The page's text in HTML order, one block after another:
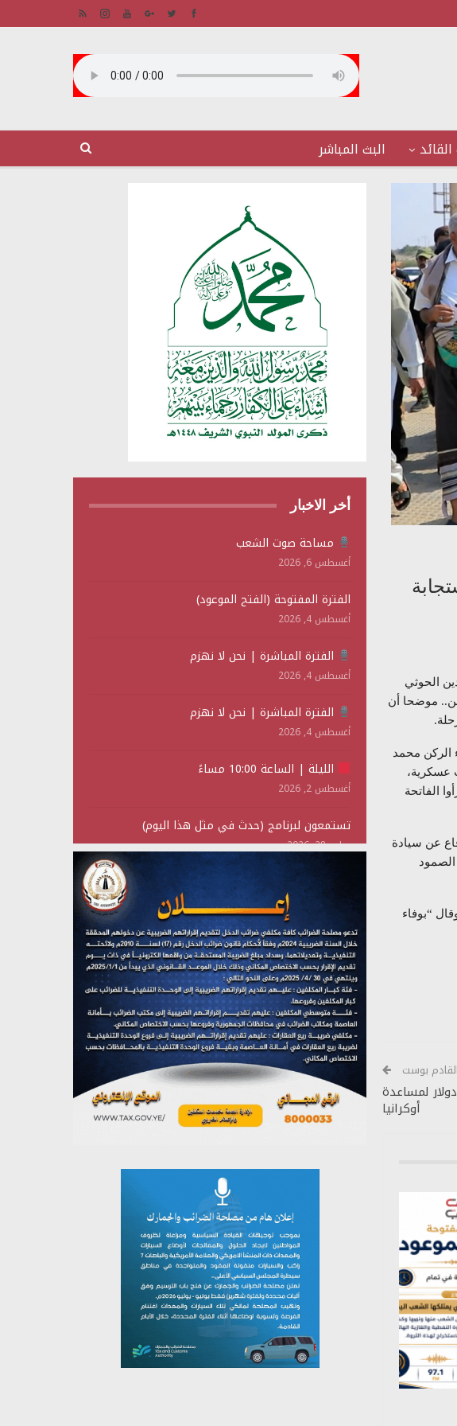
البث المباشر
الحوثي
موضحا أن
الركن محمد
عسكرية،
الفاتحة
عن سيادة
“بوفاء
القادم بوست
410 ملايين دولار لمساعدة
أوكرانيا
أخر الاخبار
مساحة صوت الشعب
أغسطس 6, 2026
الفترة المفتوحة (الفتح الموعود)
أغسطس 4, 2026
الفترة المباشرة | نحن لا نهزم
أغسطس 4, 2026
الفترة المباشرة | نحن لا نهزم
أغسطس 4, 2026
الليلة | الساعة 10:00 مساءً
أغسطس 2, 2026
تستمعون لبرنامج (حدث في مثل هذا اليوم)
يوليو 28, 2026
(نحن لا نهزم) بث مباشر
تستمعون لبرنامج (هندسة الوهم)
يوليو 28, 2026
مؤتمر صحفي لمركز عين الإنسانية حول جرائم تحالف
العدوان على اليمن
يوليو 27, 2026
تستمعون لبرنامج (مع السيد القائد)
يوليو 26, 2026